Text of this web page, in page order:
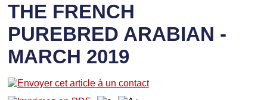
THE FRENCH
PUREBRED ARABIAN -
MARCH 2019